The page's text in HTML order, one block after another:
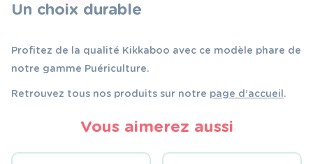
Un choix durable
Profitez de la qualité Kikkaboo avec ce modèle phare de
notre gamme Puériculture.
Retrouvez tous nos produits sur notre page d’accueil.
Vous aimerez aussi